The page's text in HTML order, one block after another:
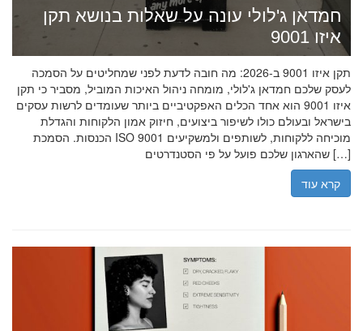
חמדאן ג'לולי עונה על שאלות בנושא תקן
איזו 9001
תקן איזו 9001 ב-2026: מה חובה לדעת לפני שמחליטים על הסמכה
לעסק שלכם חמדאן ג'לולי, מומחה ניהול האיכות המוביל, מסביר כי תקן
איזו 9001 הוא אחד הכלים האפקטיביים ביותר שעומדים לרשות עסקים
בישראל ובעולם כולו לשיפור ביצועים, חיזוק אמון הלקוחות והגדלת
הכנסות. הסמכת ISO 9001 מוכיחה ללקוחות, לשותפים ולמשקיעים
שהארגון שלכם פועל על פי הסטנדרטים […]
קרא עוד